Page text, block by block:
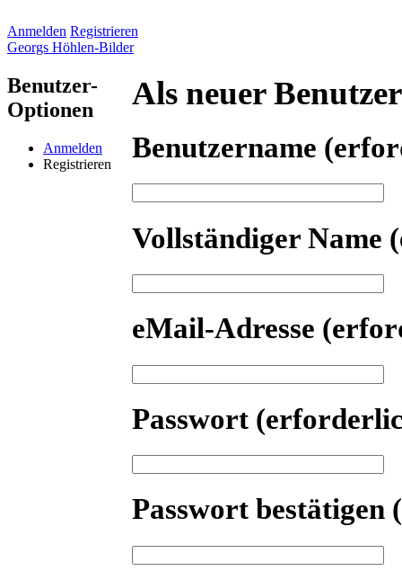
Anmelden Registrieren
Georgs Höhlen-Bilder
Benutzer-
Optionen
Anmelden
Registrieren
Als neuer
Benutzername
Vollständiger Name
eMail-Adresse
Passwort
Passwort bestätigen